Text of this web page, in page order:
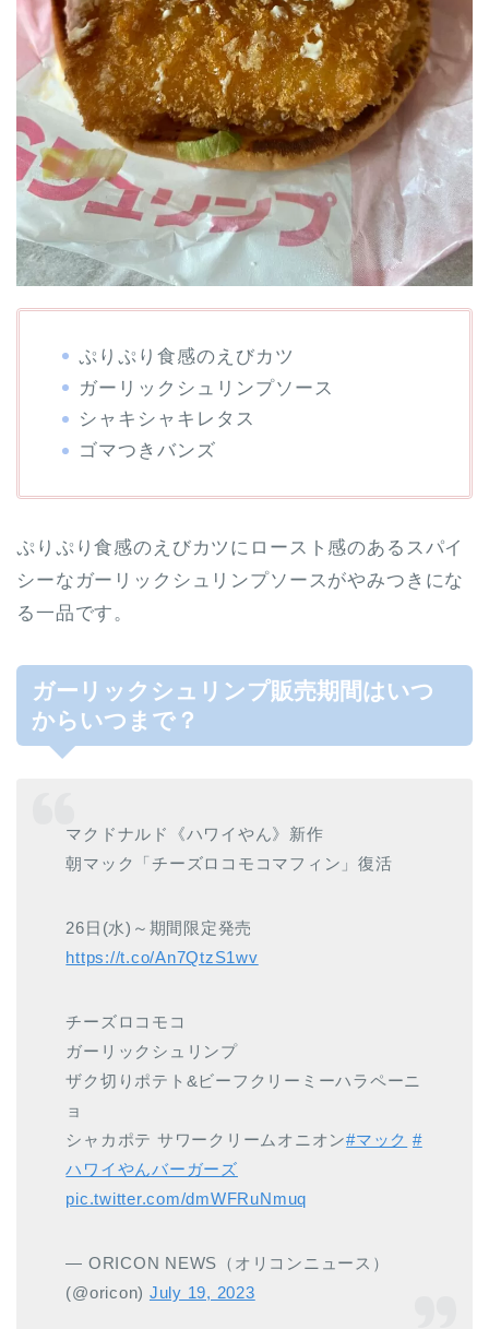
ぷりぷり食感のえびカツ
ガーリックシュリンプソース
シャキシャキレタス
ゴマつきバンズ
ぷりぷり食感のえびカツにロースト感のあるスパイ
シーなガーリックシュリンプソースがやみつきにな
る一品です。
ガーリックシュリンプ販売期間はいつ
からいつまで？
マクドナルド《ハワイやん》新作
朝マック「チーズロコモコマフィン」復活
26日(水)～期間限定発売
https://t.co/An7QtzS1wv
チーズロコモコ
ガーリックシュリンプ
ザク切りポテト&ビーフクリーミーハラペーニ
ョ
シャカポテ サワークリームオニオン#マック #
ハワイやんバーガーズ
pic.twitter.com/dmWFRuNmuq
— ORICON NEWS（オリコンニュース）
(@oricon) July 19, 2023